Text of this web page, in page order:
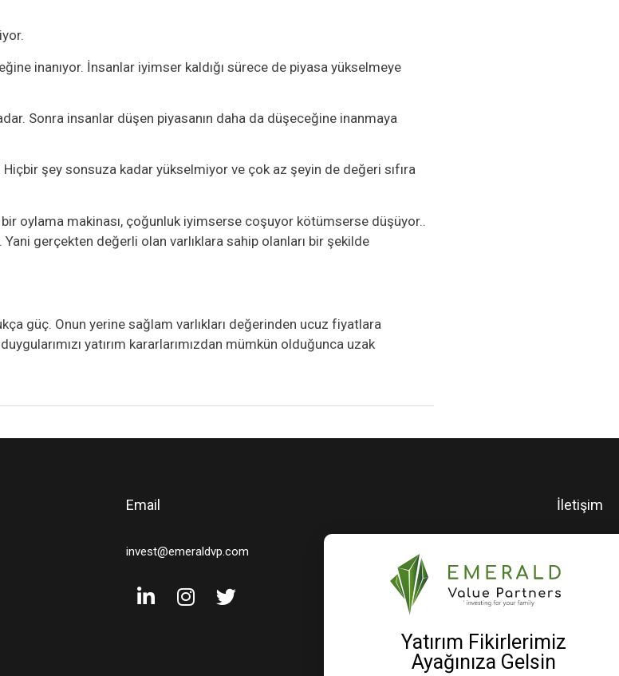
inanıyor. İnsanlar iyimser kaldığı sürece de piyasa yükselmeye
Sonra insanlar düşen piyasanın daha da düşeceğine inanmaya
şey sonsuza kadar yükselmiyor ve çok az şeyin de değeri sıfıra
bir oylama makinası, çoğunluk iyimserse coşuyor kötümserse düşüyor..
gerçekten değerli olan varlıklara sahip olanları bir şekilde
güç. Onun yerine sağlam varlıkları değerinden ucuz fiyatlara
yatırım kararlarımızdan mümkün olduğunca uzak
Email
invest@emeraldvp.com
İletişim
Building C – 3rd Floor
Dubai Logistics City
PO Box 390667
Emerald Value Partners DWC-LLC
Yatırım Fikirlerimiz
Ayağınıza Gelsin